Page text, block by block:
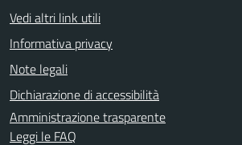
Vedi altri link utili
Informativa privacy
Note legali
Dichiarazione di accessibilità
Amministrazione trasparente
Leggi le FAQ